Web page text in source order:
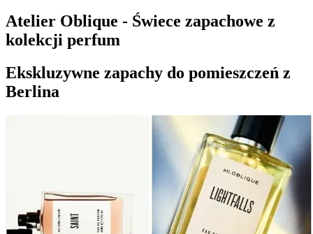
Atelier Oblique - Świece zapachowe z
kolekcji perfum
Ekskluzywne zapachy do pomieszczeń z
Berlina